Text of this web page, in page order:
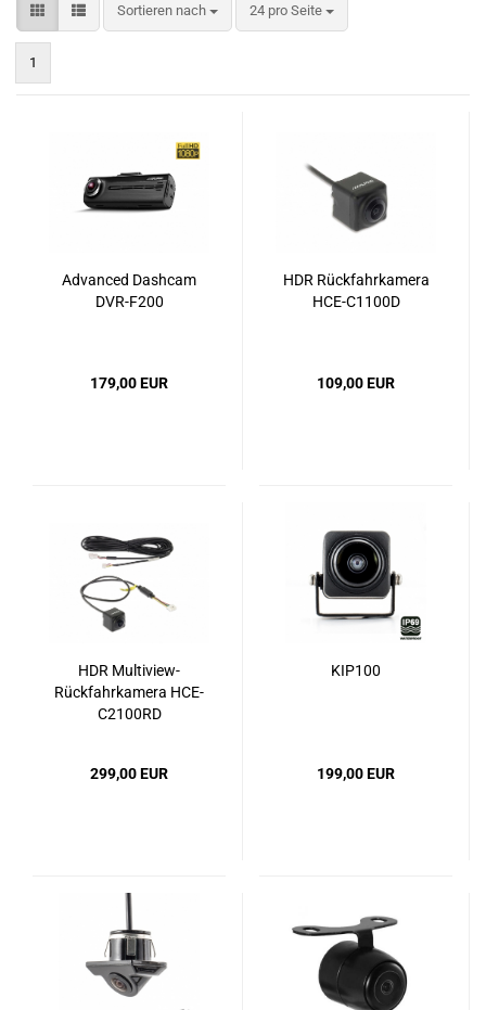
Sortieren nach
Sortieren nach 24 pro Seite
pro Seite
1
Advanced Dashcam
DVR-F200
179,00 EUR
HDR Rückfahrkamera
HCE-C1100D
109,00 EUR
HDR Multiview-
Rückfahrkamera HCE-
C2100RD
299,00 EUR
KIP100
199,00 EUR